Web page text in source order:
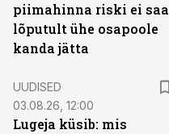
piimahinna riski ei saa
lõputult ühe osapoole
kanda jätta
UUDISED
03.08.26, 12:00
Lugeja küsib: mis